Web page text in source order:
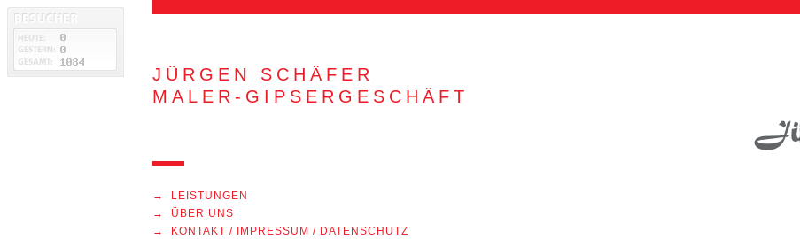
JÜRGEN SCHÄFER
MALER-GIPSERGESCHÄFT
→ LEISTUNGEN
→ ÜBER UNS
→ KONTAKT / IMPRESSUM / DATENSCHUTZ